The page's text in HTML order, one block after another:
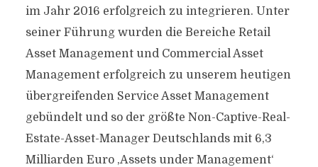
im Jahr 2016 erfolgreich zu integrieren. Unter
seiner Führung wurden die Bereiche Retail
Asset Management und Commercial Asset
Management erfolgreich zu unserem heutigen
übergreifenden Service Asset Management
gebündelt und so der größte Non-Captive-Real-
Estate-Asset-Manager Deutschlands mit 6,3
Milliarden Euro ,Assets under Management‘